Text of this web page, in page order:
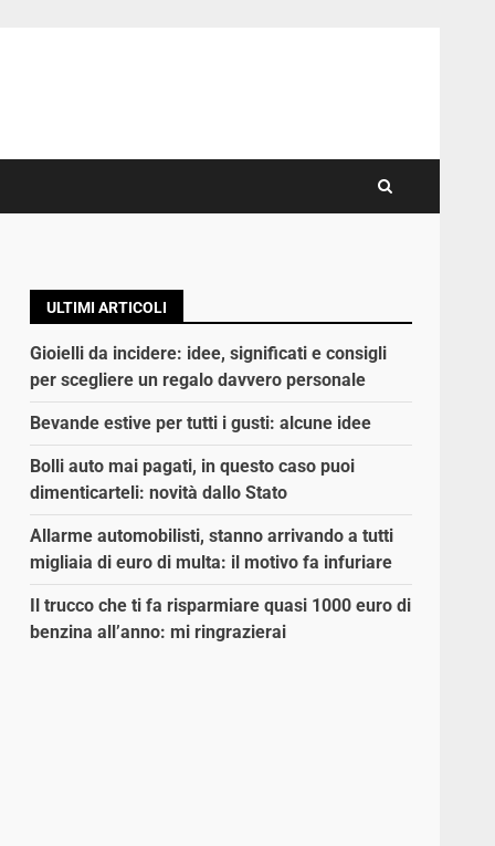
ULTIMI ARTICOLI
Gioielli da incidere: idee, significati e consigli
per scegliere un regalo davvero personale
Bevande estive per tutti i gusti: alcune idee
Bolli auto mai pagati, in questo caso puoi
dimenticarteli: novità dallo Stato
Allarme automobilisti, stanno arrivando a tutti
migliaia di euro di multa: il motivo fa infuriare
Il trucco che ti fa risparmiare quasi 1000 euro di
benzina all’anno: mi ringrazierai